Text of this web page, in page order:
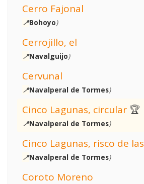
Cerro Fajonal
📍Bohoyo)
Cerrojillo, el
📍Navalguijo)
Cervunal
📍Navalperal de Tormes)
Cinco Lagunas, circular 🏆
📍Navalperal de Tormes)
Cinco Lagunas, risco de las
📍Navalperal de Tormes)
Coroto Moreno